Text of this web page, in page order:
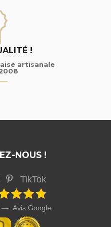
!
artisanale
NOUS !
TikTok
— Avis Google